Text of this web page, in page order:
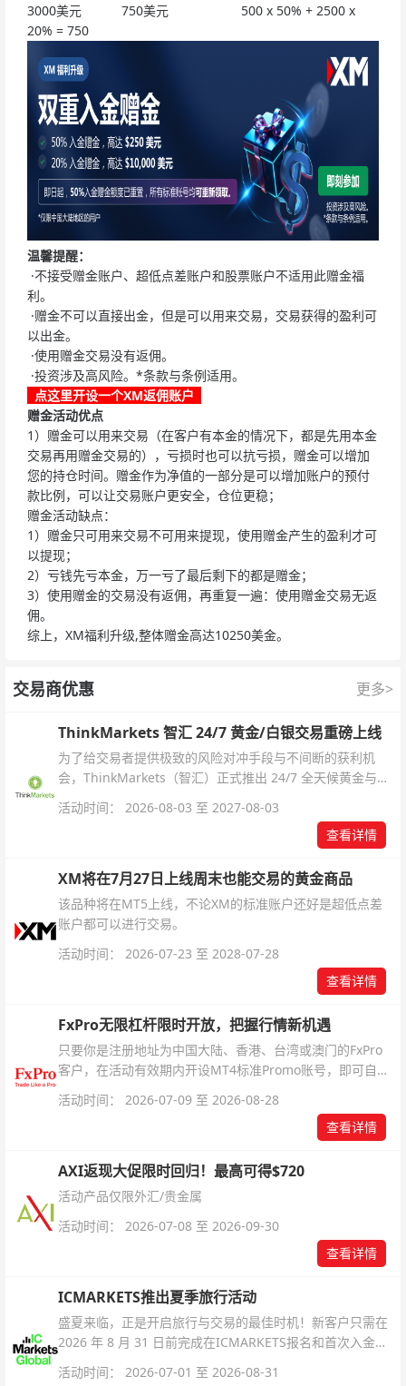
3000美元 750美元 500 x 50% + 2500 x
20% = 750
温馨提醒：
·不接受赠金账户、超低点差账户和股票账户不适用此赠金福
利。
·赠金不可以直接出金，但是可以用来交易，交易获得的盈利可
以出金。
·使用赠金交易没有返佣。
·投资涉及高风险。*条款与条例适用。
点这里开设一个XM返佣账户
赠金活动优点
1）赠金可以用来交易（在客户有本金的情况下，都是先用本金
交易再用赠金交易的），亏损时也可以抗亏损，赠金可以增加
您的持仓时间。赠金作为净值的一部分是可以增加账户的预付
款比例，可以让交易账户更安全，仓位更稳；
赠金活动缺点：
1）赠金只可用来交易不可用来提现，使用赠金产生的盈利才可
以提现；
2）亏钱先亏本金，万一亏了最后剩下的都是赠金；
3）使用赠金的交易没有返佣，再重复一遍：使用赠金交易无返
佣。
综上，XM福利升级,整体赠金高达10250美金。
交易商优惠 更多>
ThinkMarkets 智汇 24/7 黄金/白银交易重磅上线
为了给交易者提供极致的风险对冲手段与不间断的获利机
会，ThinkMarkets（智汇）正式推出 24/7 全天候黄金与白
杆配置、支持软件及交易细则。
活动时间： 2026-08-03 至 2027-08-03
查看详情
XM将在7月27日上线周末也能交易的黄金商品
该品种将在MT5上线，不论XM的标准账户还好是超低点差
账户都可以进行交易。
活动时间： 2026-07-23 至 2028-07-28
查看详情
FxPro无限杠杆限时开放，把握行情新机遇
只要你是注册地址为中国大陆、香港、台湾或澳门的FxPro
客户，在活动有效期内开设MT4标准Promo账号，即可自动
活动时间： 2026-07-09 至 2026-08-28
查看详情
AXI返现大促限时回归！最高可得$720
活动产品仅限外汇/贵金属
活动时间： 2026-07-08 至 2026-09-30
查看详情
ICMARKETS推出夏季旅行活动
盛夏来临，正是开启旅行与交易的最佳时机！新客户只需在
2026 年 8 月 31 日前完成在ICMARKETS报名和首次入金即
活动时间： 2026-07-01 至 2026-08-31